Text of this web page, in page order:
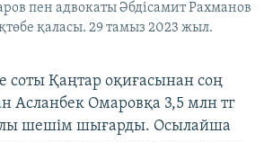
пен адвокаты Әбдісамит Рахманов
қаласы. 29 тамыз 2023 жыл.
соты Қаңтар оқиғасынан соң
Асланбек Омаровқа 3,5 млн тг
шешім шығарды. Осылайша